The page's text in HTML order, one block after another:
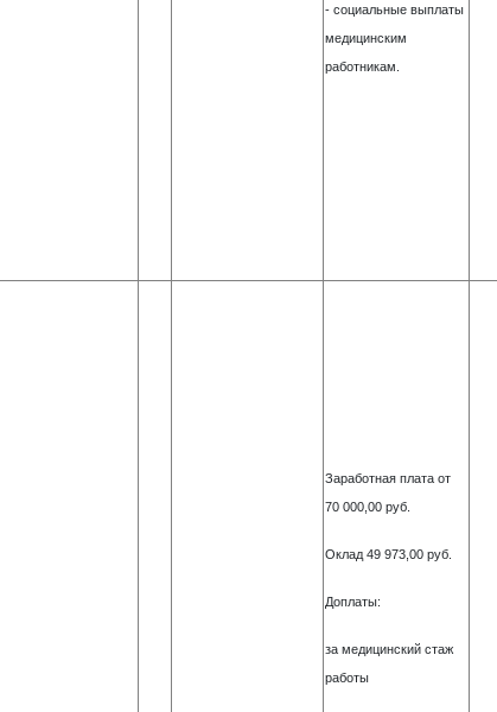
- социальные выплаты
медицинским
работникам.
Заработная плата от
70 000,00 руб.
Оклад 49 973,00 руб.
Доплаты:
за медицинский стаж
работы